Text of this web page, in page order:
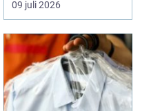
09 juli 2026